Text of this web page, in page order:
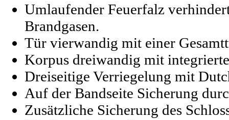
Umlaufender Feuerfalz
Brandgasen.
Tür vierwandig mit einer
Korpus dreiwandig mit
Dreiseitige Verriegelung mit
Auf der Bandseite Sicherung
Zusätzliche Sicherung des